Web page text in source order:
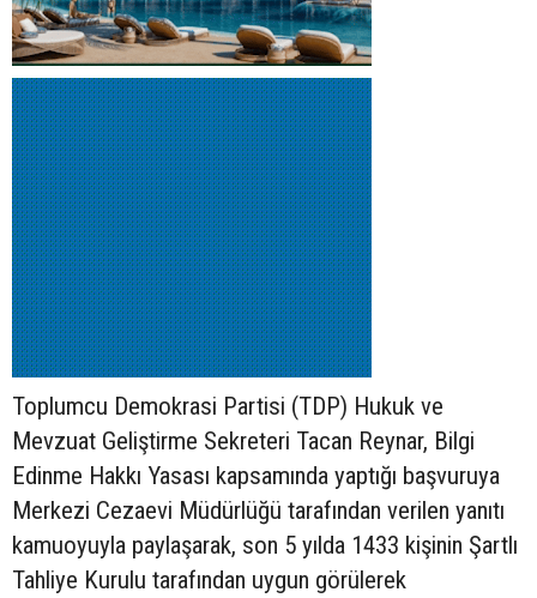
Toplumcu Demokrasi Partisi (TDP) Hukuk ve
Mevzuat Geliştirme Sekreteri Tacan Reynar, Bilgi
Edinme Hakkı Yasası kapsamında yaptığı başvuruya
Merkezi Cezaevi Müdürlüğü tarafından verilen yanıtı
kamuoyuyla paylaşarak, son 5 yılda 1433 kişinin Şartlı
Tahliye Kurulu tarafından uygun görülerek